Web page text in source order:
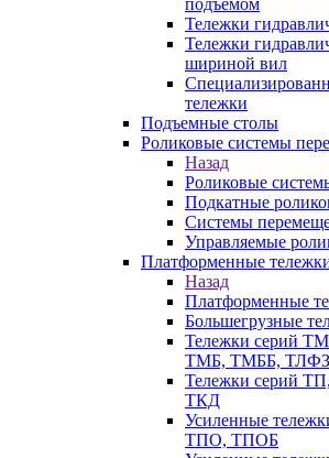
подъемом
Тележки
Тележки
шириной вил
тележки
Подъемные столы
Роликовые системы
Назад
Роликовые
Подкатные
Системы
Управляемые
Платформенные
Назад
Платформенные
Большегрузные
Тележки серий
ТМБ, ТМББ,
Тележки серий
ТКД
Усиленные
ТПО, ТПОБ